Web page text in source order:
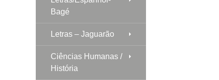
Bagé
Letras – Jaguarão
Ciências Humanas /
História